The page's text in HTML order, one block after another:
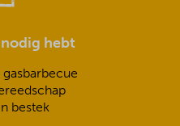
hebt
bestek